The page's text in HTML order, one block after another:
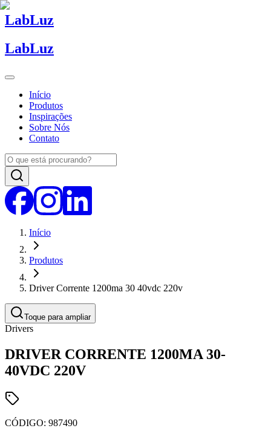
LabLuz
LabLuz
Início
Produtos
Inspirações
Sobre Nós
Contato
Início
Produtos
Driver Corrente 1200ma 30 40vdc 220v
Toque para ampliar
Drivers
DRIVER CORRENTE 1200MA 30-
40VDC 220V
CÓDIGO: 987490